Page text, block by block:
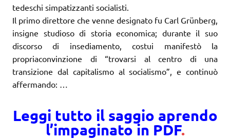
tedeschi simpatizzanti socialisti.
Il primo direttore che venne designato fu Carl Grünberg,
insigne studioso di storia economica; durante il suo
discorso di insediamento, costui manifestò la
propriaconvinzione di “trovarsi al centro di una
transizione dal capitalismo al socialismo”, e continuò
affermando: …
Leggi tutto il saggio aprendo
l’impaginato in PDF.